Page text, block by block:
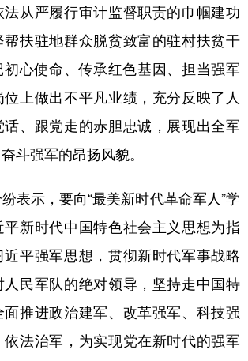
河南 湖北 湖南
广西 海南 重庆
贵州 云南 西藏
内蒙古 黑龙江
Español Français عربى
Português
从严履行审计监督职责的巾帼建功
扶驻地群众脱贫致富的驻村扶贫干
心使命、传承红色基因、担当强军
上做出不平凡业绩，充分反映了人
、跟党走的赤胆忠诚，展现出全军
斗强军的昂扬风貌。
示，要向“最美新时代革命军人”学
新时代中国特色社会主义思想为指
平强军思想，贯彻新时代军事战略
民军队的绝对领导，坚持走中国特
推进政治建军、改革强军、科技强
法治军，为实现党在新时代的强军